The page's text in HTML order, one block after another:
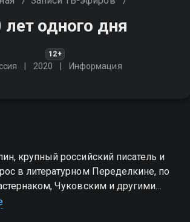
лет одного дня
12+
2020 Информация
крупный российский писатель и
в литературном Переделкине, по
Чуковским и другими
- один из самых известных и